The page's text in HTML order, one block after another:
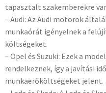
tapasztalt szakemberekre
– Audi: Az Audi motorok
munkaórát igényelnek a
költségeket.
– Opel és Suzuki: Ezek a
rendelkeznek, így a javítási
munkaerőköltségeket jelent.